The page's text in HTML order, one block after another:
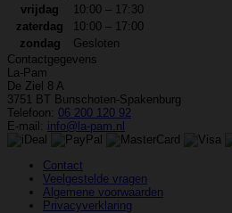
vrijdag
10:00 – 17:30
zaterdag
10:00 – 17:00
zondag
Gesloten
Contactgegevens
La-Pam
De Ziel 8 A
3751 BT Bunschoten-Spakenburg
Telefoon: 06 200 120 92
E-mail: info@la-pam.nl
Contact
Veelgestelde vragen
Algemene voorwaarden
Privacyverklaring